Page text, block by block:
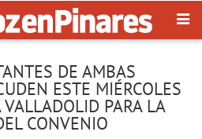
DE AMBAS
ESTE MIÉRCOLES
PARA LA
CONVENIO